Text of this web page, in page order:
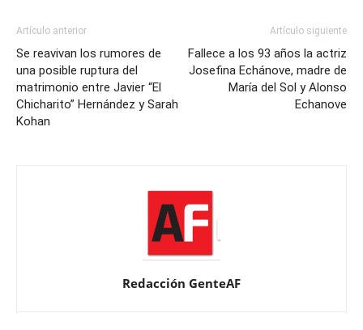
Artículo anterior
Se reavivan los rumores de
una posible ruptura del
matrimonio entre Javier “El
Chicharito” Hernández y Sarah
Kohan
Artículo siguiente
Fallece a los 93 años la actriz
Josefina Echánove, madre de
María del Sol y Alonso
Echanove
Redacción GenteAF